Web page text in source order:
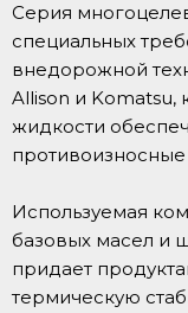
Серия
специальных
внедорожной
Allison и Komatsu,
жидкости
противоизносные
Используемая
базовых масел и
придает
термическую